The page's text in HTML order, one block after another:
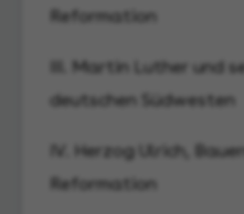
Reformation
III. Martin Luther und
deutschen Südwesten
IV. Herzog Ulrich,
Reformation
Grundbuchzentralarchiv -
Bibliotheksgut - Ludwigsburg
Staatsarchiv Ludwigsburg
Staatsarchiv Sigmaringen